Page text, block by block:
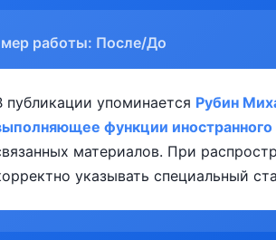
работы: После/До
публикации упоминается Рубин
функции иностранного
материалов. При
указывать специальный